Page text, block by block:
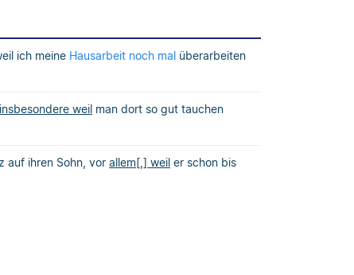
ich meine Hausarbeit noch mal überarbeiten
insbesondere weil man dort so gut tauchen
auf ihren Sohn, vor allem[,] weil er schon bis